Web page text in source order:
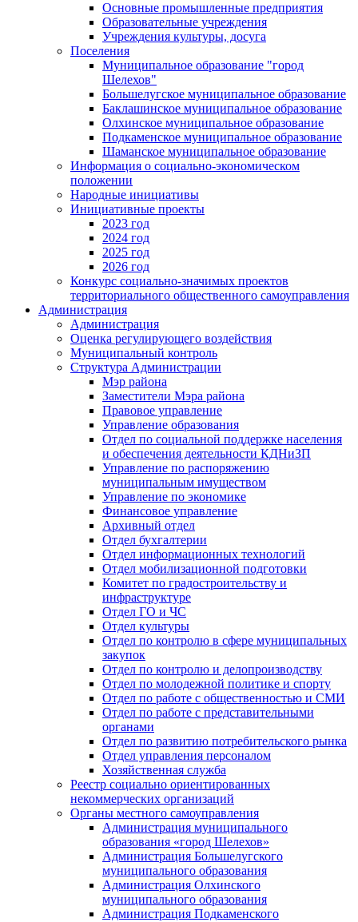
Основные промышленные предприятия
Образовательные учреждения
Учреждения культуры, досуга
Поселения
Муниципальное образование "город
Шелехов"
Большелугское муниципальное образование
Баклашинское муниципальное образование
Олхинское муниципальное образование
Подкаменское муниципальное образование
Шаманское муниципальное образование
Информация о социально-экономическом
положении
Народные инициативы
Инициативные проекты
2023 год
2024 год
2025 год
2026 год
Конкурс социально-значимых проектов
территориального общественного самоуправления
Администрация
Администрация
Оценка регулирующего воздействия
Муниципальный контроль
Структура Администрации
Мэр района
Заместители Мэра района
Правовое управление
Управление образования
Отдел по социальной поддержке населения
и обеспечения деятельности КДНиЗП
Управление по распоряжению
муниципальным имуществом
Управление по экономике
Финансовое управление
Архивный отдел
Отдел бухгалтерии
Отдел информационных технологий
Отдел мобилизационной подготовки
Комитет по градостроительству и
инфраструктуре
Отдел ГО и ЧС
Отдел культуры
Отдел по контролю в сфере муниципальных
закупок
Отдел по контролю и делопроизводству
Отдел по молодежной политике и спорту
Отдел по работе с общественностью и СМИ
Отдел по работе с представительными
органами
Отдел по развитию потребительского рынка
Отдел управления персоналом
Хозяйственная служба
Реестр социально ориентированных
некоммерческих организаций
Органы местного самоуправления
Администрация муниципального
образования «город Шелехов»
Администрация Большелугского
муниципального образования
Администрация Олхинского
муниципального образования
Администрация Подкаменского